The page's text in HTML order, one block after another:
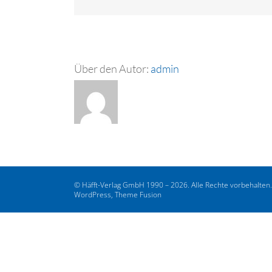
Über den Autor: admin
© Häfft-Verlag GmbH 1990 – 2026. Alle Rechte vorbehalten.
WordPress, Theme Fusion